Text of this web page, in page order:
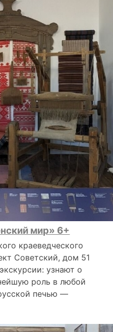
мир» 6+
краеведческого
Советский, дом 51
узнают о
роль в любой
печью —